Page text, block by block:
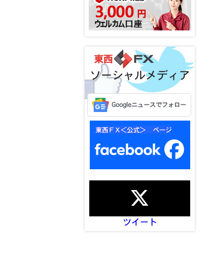
ソーシャルメディア
Googleニュースでフォロー
ツイート